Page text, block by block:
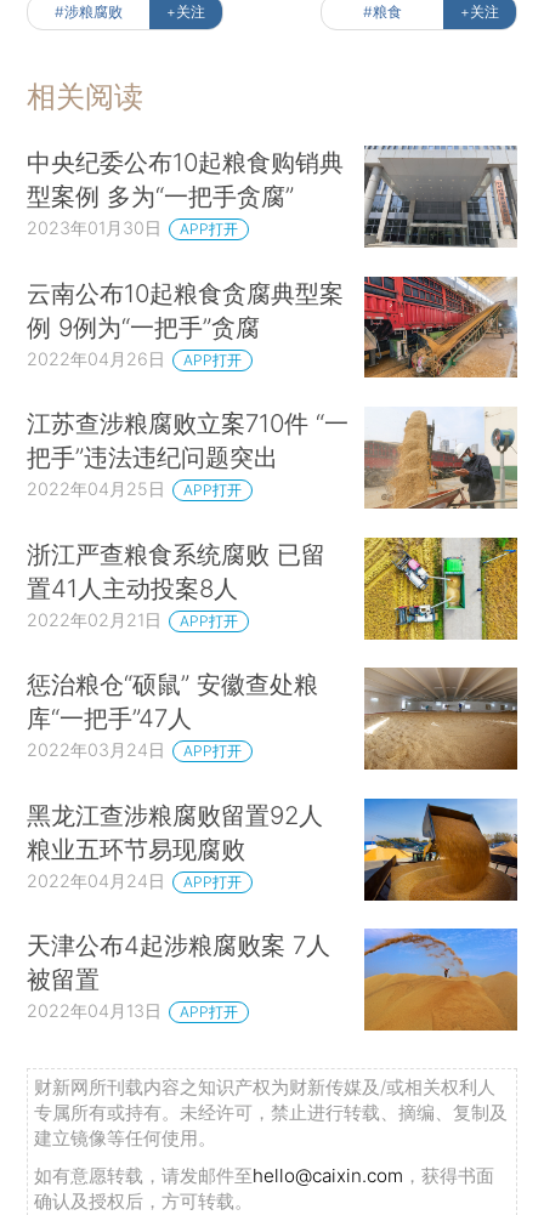
#涉粮腐败 +关注 #粮食 +关注
相关阅读
中央纪委公布10起粮食购销典
型案例 多为“一把手贪腐”
2023年01月30日 APP打开
云南公布10起粮食贪腐典型案
例 9例为“一把手”贪腐
2022年04月26日 APP打开
江苏查涉粮腐败立案710件 “一
把手”违法违纪问题突出
2022年04月25日 APP打开
浙江严查粮食系统腐败 已留
置41人主动投案8人
2022年02月21日 APP打开
惩治粮仓“硕鼠” 安徽查处粮
库“一把手”47人
2022年03月24日 APP打开
黑龙江查涉粮腐败留置92人
粮业五环节易现腐败
2022年04月24日 APP打开
天津公布4起涉粮腐败案 7人
被留置
2022年04月13日 APP打开
财新网所刊载内容之知识产权为财新传媒及/或相关权利人
专属所有或持有。未经许可，禁止进行转载、摘编、复制及
建立镜像等任何使用。
如有意愿转载，请发邮件至hello@caixin.com ，获得书面
确认及授权后，方可转载。